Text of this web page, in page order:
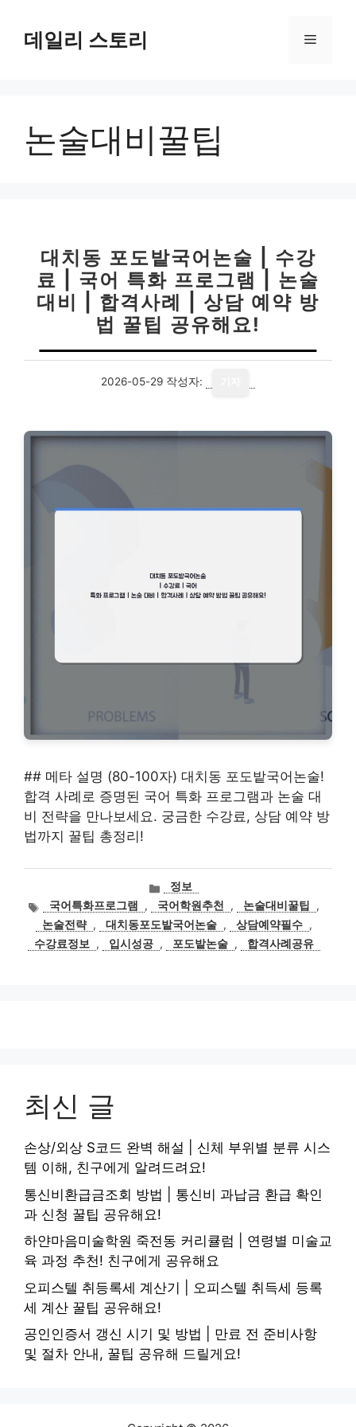
데일리 스토리 메
논술대비꿀팁
대치동 포도밭국어논술 | 수강
료 | 국어 특화 프로그램 | 논술
대비 | 합격사례 | 상담 예약 방
법 꿀팁 공유해요!
2026-05-29 작성자:
## 메타 설명 (80-100자) 대치동 포도밭국어논술!
합격 사례로 증명된 국어 특화 프로그램과 논술 대
비 전략을 만나보세요. 궁금한 수강료, 상담 예약 방
법까지 꿀팁 총정리!
카
테
고
리
정보
태
그
국어특화프로그램 , 국어학원추천 , 논술대비꿀팁
,
논술전략 , 대치동포도밭국어논술 , 상담예약필수 ,
수강료정보
, 입시성공 , 포도밭논술 , 합격사례공유
최신 글
손상/외상 S코드 완벽 해설 | 신체 부위별 분류 시스
템 이해, 친구에게 알려드려요!
통신비환급금조회 방법 | 통신비 과납금 환급 확인
과 신청 꿀팁 공유해요!
하얀마음미술학원 죽전동 커리큘럼 | 연령별 미술교
육 과정 추천! 친구에게 공유해요
오피스텔 취등록세 계산기 | 오피스텔 취득세 등록
세 계산 꿀팁 공유해요!
공인인증서 갱신 시기 및 방법 | 만료 전 준비사항
및 절차 안내, 꿀팁 공유해 드릴게요!